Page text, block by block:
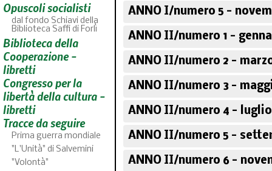
Opuscoli socialisti
dal fondo Schiavi della
Biblioteca Saffi di Forlì
Biblioteca della
Cooperazione -
libretti
Congresso per la
libertà della cultura -
libretti
Tracce da seguire
Prima guerra mondiale
"L'Unità" di Salvemini
"Volontà"
ANNO I/numero 5 -
ANNO II/numero 1 -
ANNO II/numero 2 -
ANNO II/numero 3 -
ANNO II/numero 4 - luglio
ANNO II/numero 5 -
ANNO II/numero 6 -
ABC